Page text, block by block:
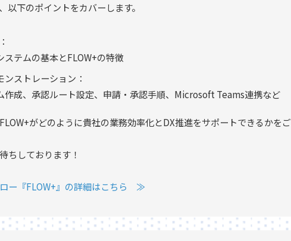
以下のポイントをカバーします。
ステムの基本とFLOW+の特徴
ストレーション：
作成、承認ルート設定、申請・承認手順、Microsoft Teams連携など
がどのように貴社の業務効率化とDX推進をサポートできるかをご
ちしております！
ー『FLOW+』の詳細はこちら ≫